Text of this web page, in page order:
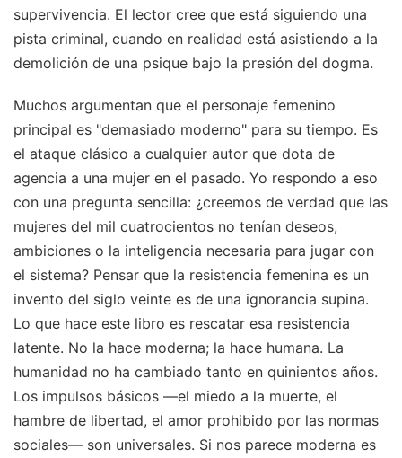
supervivencia. El lector cree que está siguiendo una
pista criminal, cuando en realidad está asistiendo a la
demolición de una psique bajo la presión del dogma.
Muchos argumentan que el personaje femenino
principal es "demasiado moderno" para su tiempo. Es
el ataque clásico a cualquier autor que dota de
agencia a una mujer en el pasado. Yo respondo a eso
con una pregunta sencilla: ¿creemos de verdad que las
mujeres del mil cuatrocientos no tenían deseos,
ambiciones o la inteligencia necesaria para jugar con
el sistema? Pensar que la resistencia femenina es un
invento del siglo veinte es de una ignorancia supina.
Lo que hace este libro es rescatar esa resistencia
latente. No la hace moderna; la hace humana. La
humanidad no ha cambiado tanto en quinientos años.
Los impulsos básicos —el miedo a la muerte, el
hambre de libertad, el amor prohibido por las normas
sociales— son universales. Si nos parece moderna es